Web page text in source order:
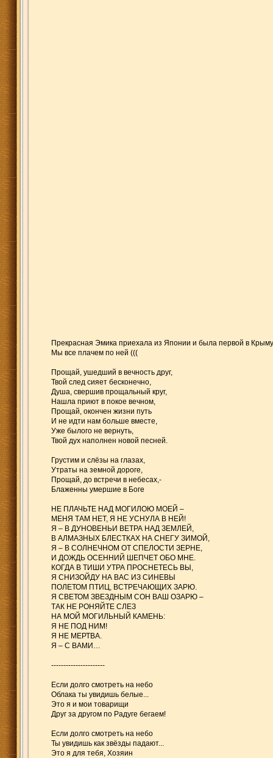
Прекрасная Эмика приехала из Японии и была первой в
Мы все плачем по ней (((
Прощай, ушедший в вечность друг,
Твой след сияет бесконечно,
Душа, свершив прощальный круг,
Нашла приют в покое вечном,
Прощай, окончен жизни путь
И не идти нам больше вместе,
Уже былого не вернуть,
Твой дух наполнен новой песней.
Грустим и слёзы на глазах,
Утраты на земной дороге,
Прощай, до встречи в небесах,-
Блаженны умершие в Боге
НЕ ПЛАЧЬТЕ НАД МОГИЛОЮ МОЕЙ –
МЕНЯ ТАМ НЕТ, Я НЕ УСНУЛА В НЕЙ!
Я – В ДУНОВЕНЬИ ВЕТРА НАД ЗЕМЛЕЙ,
В АЛМАЗНЫХ БЛЕСТКАХ НА СНЕГУ ЗИМОЙ,
Я – В СОЛНЕЧНОМ ОТ СПЕЛОСТИ ЗЕРНЕ,
И ДОЖДЬ ОСЕННИЙ ШЕПЧЕТ ОБО МНЕ.
КОГДА В ТИШИ УТРА ПРОСНЕТЕСЬ ВЫ,
Я СНИЗОЙДУ НА ВАС ИЗ СИНЕВЫ
ПОЛЕТОМ ПТИЦ, ВСТРЕЧАЮЩИХ ЗАРЮ.
Я СВЕТОМ ЗВЕЗДНЫМ СОН ВАШ ОЗАРЮ –
ТАК НЕ РОНЯЙТЕ СЛЕЗ
НА МОЙ МОГИЛЬНЫЙ КАМЕНЬ:
Я НЕ ПОД НИМ!
Я НЕ МЕРТВА.
Я – С ВАМИ…
----------------------
Если долго смотреть на небо
Облака ты увидишь белые...
Это я и мои товарищи
Друг за другом по Радуге бегаем!
Если долго смотреть на небо
Ты увидишь как звёзды падают...
Это я для тебя, Хозяин